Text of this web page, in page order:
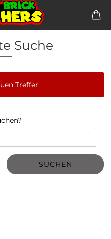
Suche
Treffer.
SUCHEN